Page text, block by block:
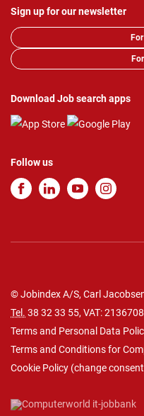
Sign up for our newsletter
Download Job search apps
Follow us
© Jobindex A/S, Carl
Tel. 38 32 33 55, VAT:
Terms and Personal Data
Terms and Conditions for
Cookie Policy (change consent